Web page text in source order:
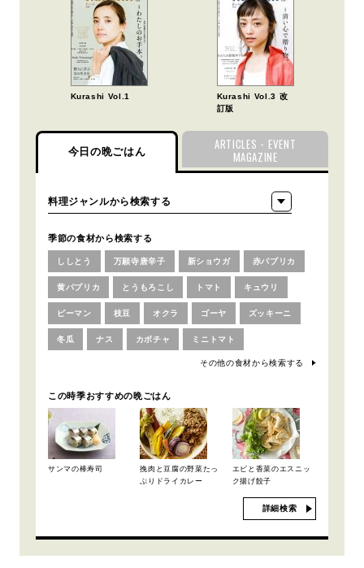
Kurashi Vol.1
Kurashi Vol.3 改
訂版
今日の晩ごはん
ARTICLES・EVENT
MAGAZINE
季節の食材から検索する
ししとう 万願寺唐辛子 新ショウガ 赤パプリカ
黄パプリカ とうもろこし トマト キュウリ
ピーマン 枝豆 オクラ ゴーヤ ズッキーニ
冬瓜 ナス カボチャ ミニトマト
その他の食材から検索する
この時季おすすめの晩ごはん
サンマの棒寿司
挽肉と豆腐の野菜たっ
ぷりドライカレー
エビと香菜のエスニッ
ク揚げ餃子
詳細検索